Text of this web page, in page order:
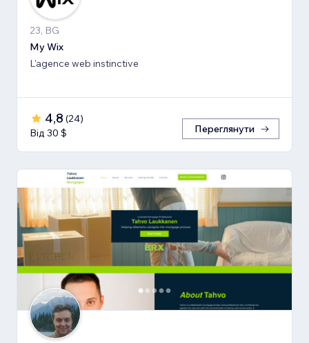
23, BG
My Wix
L'agence web instinctive
4,8 (24)
Від 30 $
Переглянути